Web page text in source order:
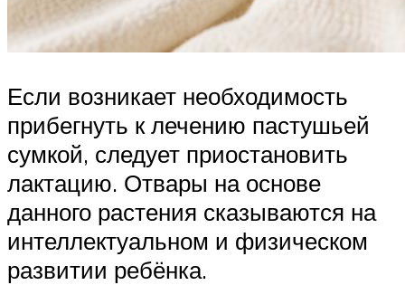
Если возникает необходимость
прибегнуть к лечению пастушьей
сумкой, следует приостановить
лактацию. Отвары на основе
данного растения сказываются на
интеллектуальном и физическом
развитии ребёнка.